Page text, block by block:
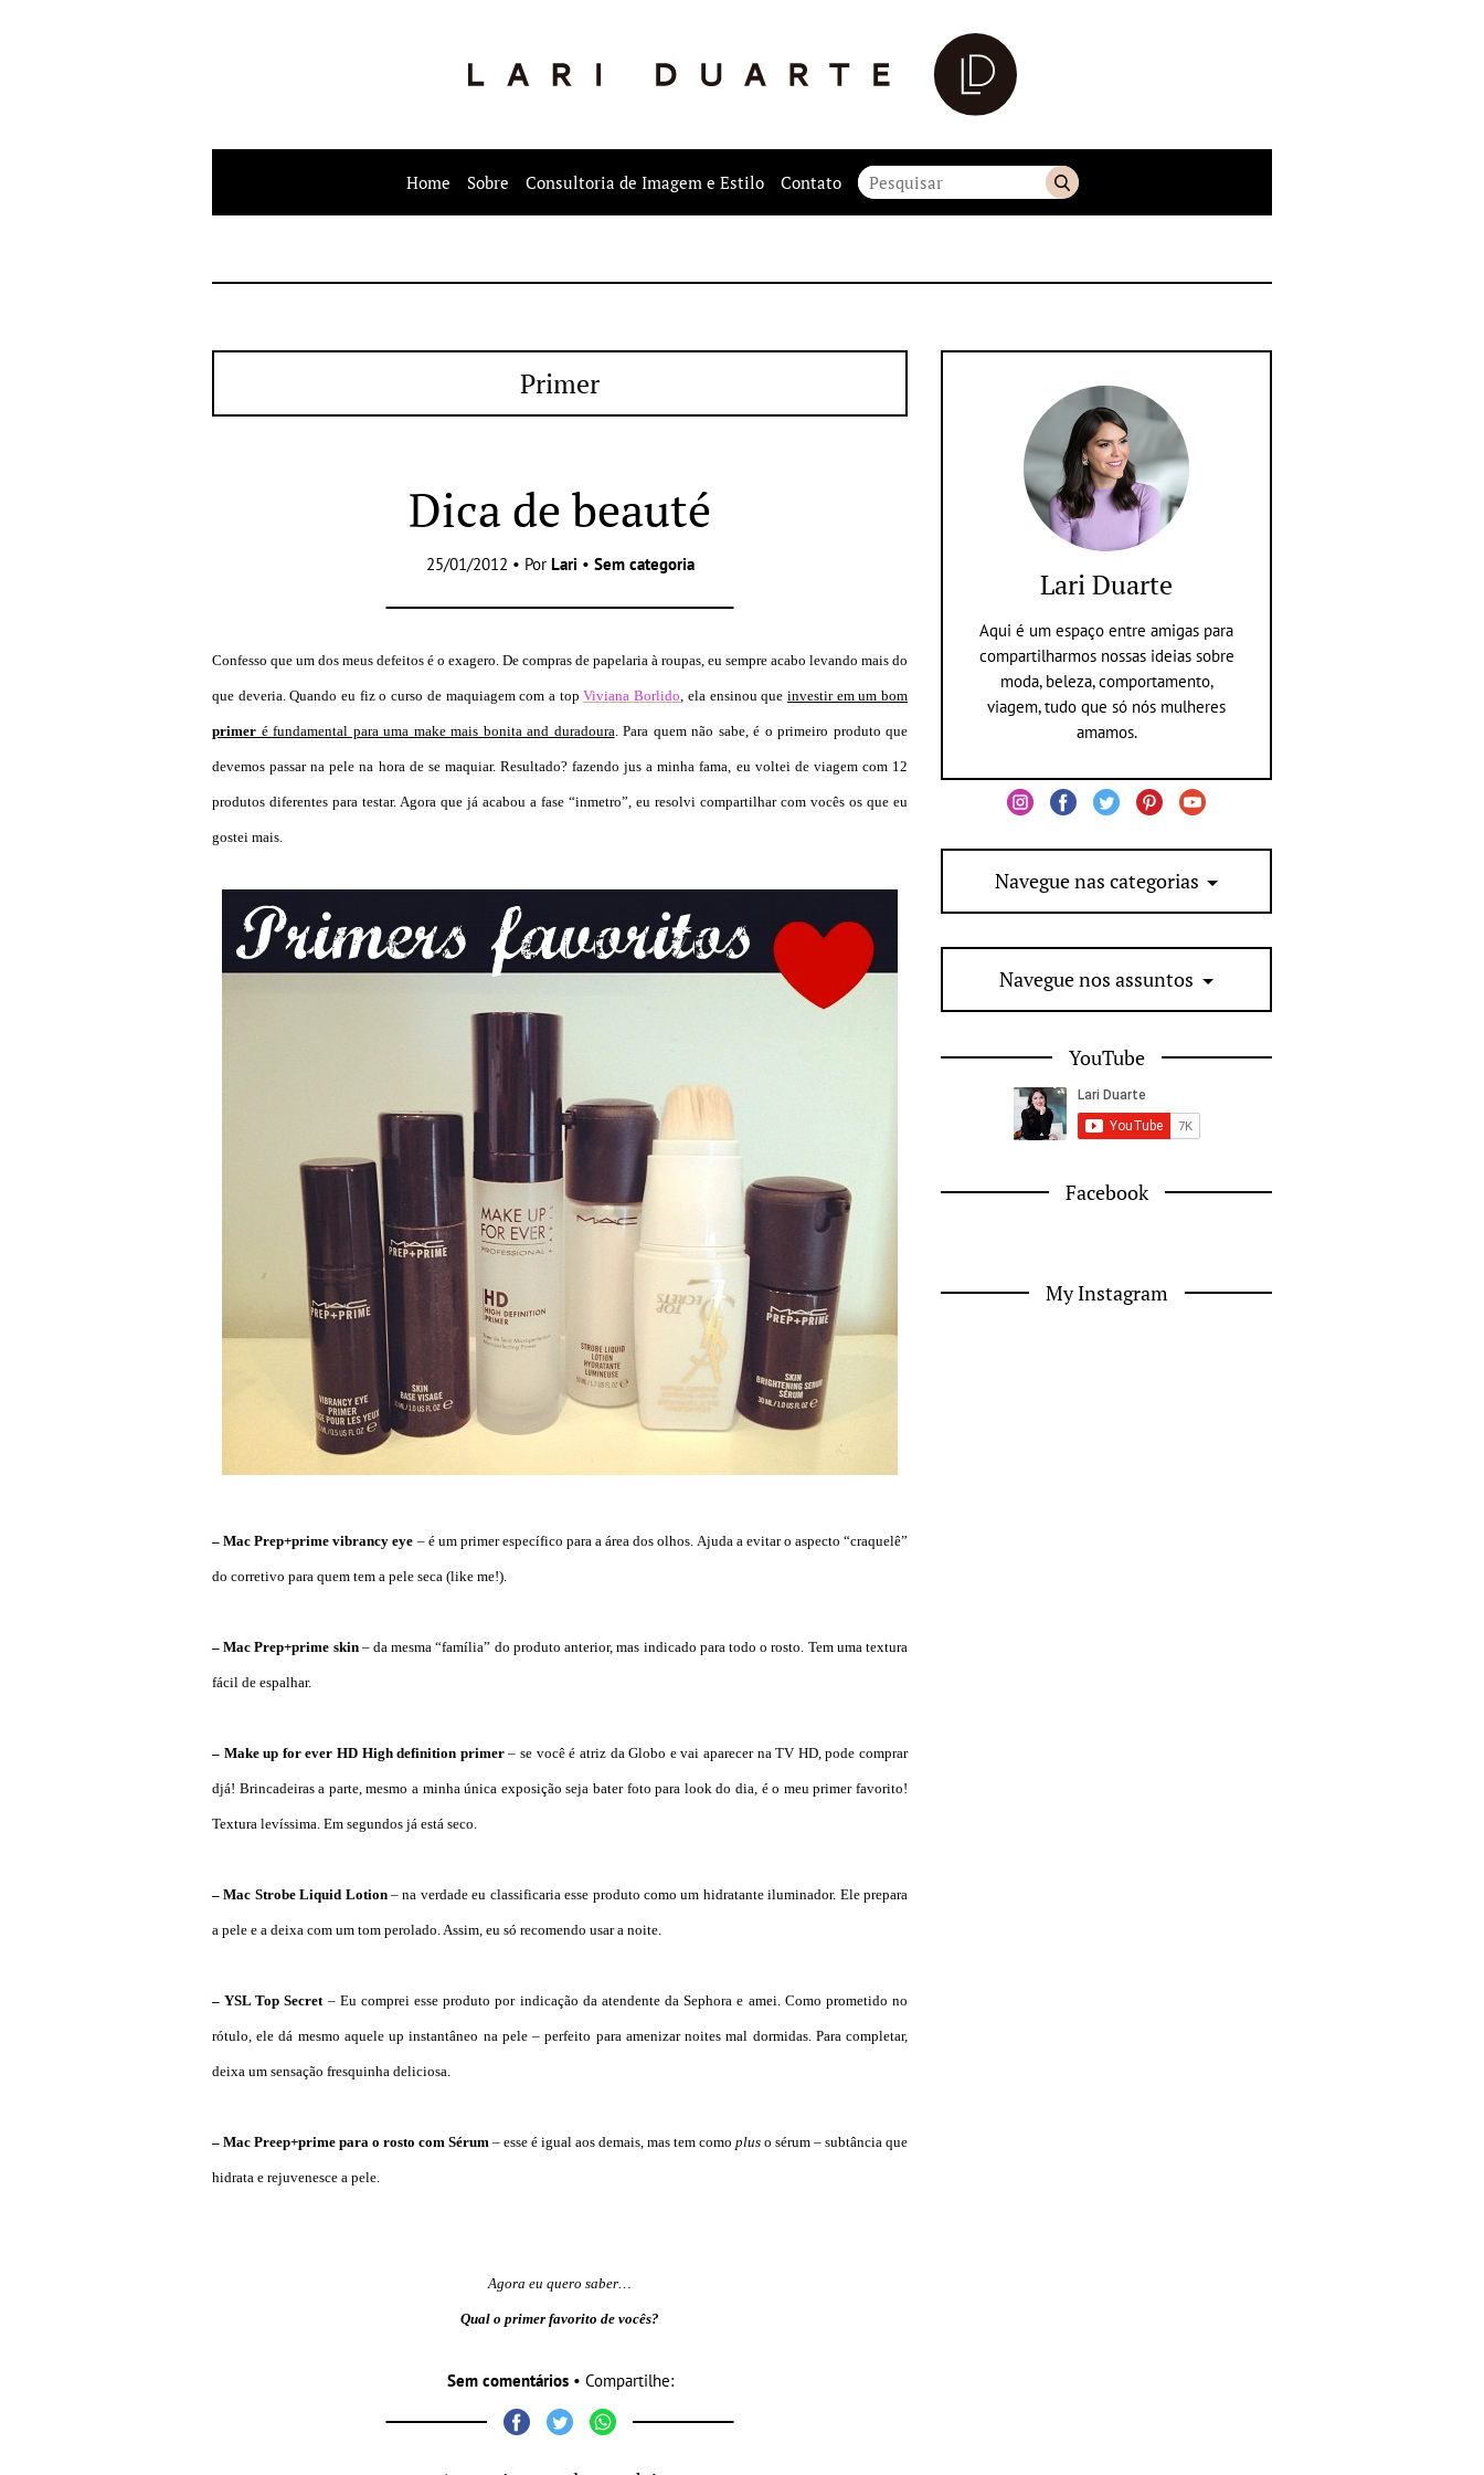
Home Sobre Consultoria de Imagem e Estilo Contato
Primer
Dica de beauté
25/01/2012 • Por Lari • Sem categoria
Confesso que um dos meus defeitos é o exagero. De compras de papelaria à roupas, eu sempre acabo levando mais do
que deveria. Quando eu fiz o curso de maquiagem com a topViviana Borlido, ela ensinou que investir em um bom
primer é fundamental para uma make mais bonita and duradoura. Para quem não sabe, é o primeiro produto que
devemos passar na pele na hora de se maquiar. Resultado? fazendo jus a minha fama, eu voltei de viagem com 12
produtos diferentes para testar. Agora que já acabou a fase “inmetro”, eu resolvi compartilhar com vocês os que eu
gostei mais.
– Mac Prep+prime vibrancy eye – é um primer específico para a área dos olhos. Ajuda a evitar o aspecto “craquelê”
do corretivo para quem tem a pele seca (like me!).
– Mac Prep+prime skin– da mesma “família” do produto anterior, mas indicado para todo o rosto. Tem uma textura
fácil de espalhar.
– Make up for ever HD High definition primer– se você é atriz da Globo e vai aparecer na TV HD, pode comprar
djá! Brincadeiras a parte, mesmo a minha única exposição seja bater foto para look do dia, é o meu primer favorito!
Textura levíssima. Em segundos já está seco.
– Mac Strobe Liquid Lotion– na verdade eu classificaria esse produto como um hidratante iluminador. Ele prepara
a pele e a deixa com um tom perolado. Assim, eu só recomendo usar a noite.
– YSL Top Secret – Eu comprei esse produto por indicação da atendente da Sephora e amei. Como prometido no
rótulo, ele dá mesmo aquele up instantâneo na pele – perfeito para amenizar noites mal dormidas. Para completar,
deixa um sensação fresquinha deliciosa.
– Mac Preep+prime para o rosto com Sérum – esse é igual aos demais, mas tem como plus o sérum – subtância que
hidrata e rejuvenesce a pele.
Agora eu quero saber…
Qual o primer favorito de vocês?
Sem comentários• Compartilhe:
Lari Duarte
Aqui é um espaço entre amigas para
compartilharmos nossas ideias sobre
moda, beleza, comportamento,
viagem, tudo que só nós mulheres
amamos.
Navegue nas categorias
Navegue nos assuntos
YouTube
Facebook
My Instagram